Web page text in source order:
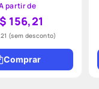
partir de
156,21
(sem desconto)
Comprar